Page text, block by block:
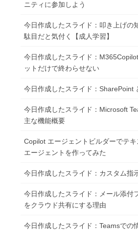
ニティに参加しよう
今日作成したスライド：叩き上げの
駄目だと気付く【成人学習】
今日作成したスライド：
ットだけで終わらせない
今日作成したスライド：SharePoint
今日作成したスライド：Microsoft
主な機能概要
Copilot エージェントビルダーでテ
エージェントを作ってみた
今日作成したスライド：カスタム指
今日作成したスライド：メール添付
をクラウド共有にする理由
今日作成したスライド：Teamsでの